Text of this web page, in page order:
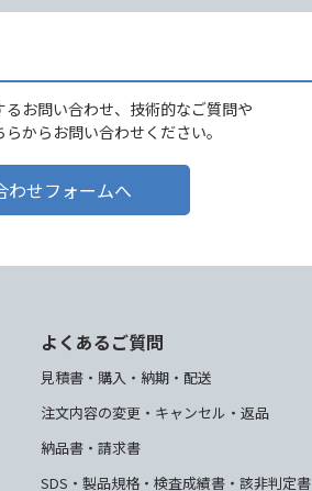
お問い合わせ、技術的なご質問や
からお問い合わせください。
わせフォームへ
よくあるご質問
見積書・購入・納期・配送
注文内容の変更・キャンセル・返品
納品書・請求書
SDS・製品規格・検査成績書・該非判定書